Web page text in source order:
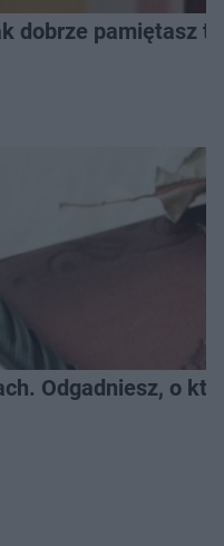
dobrze pamiętasz
Odgadniesz, o